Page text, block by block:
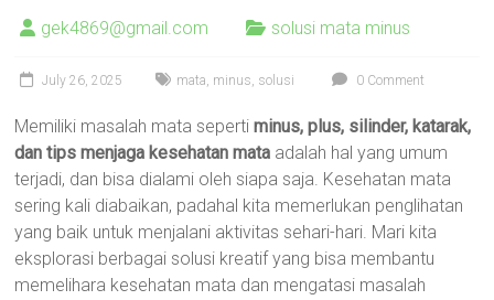
gek4869@gmail.com solusi mata minus
July 26, 2025 mata, minus, solusi 0 Comment
Memiliki masalah mata sepertiminus, plus, silinder, katarak,
dan tips menjaga kesehatan mata adalah hal yang umum
terjadi, dan bisa dialami oleh siapa saja. Kesehatan mata
sering kali diabaikan, padahal kita memerlukan penglihatan
yang baik untuk menjalani aktivitas sehari-hari. Mari kita
eksplorasi berbagai solusi kreatif yang bisa membantu
memelihara kesehatan mata dan mengatasi masalah